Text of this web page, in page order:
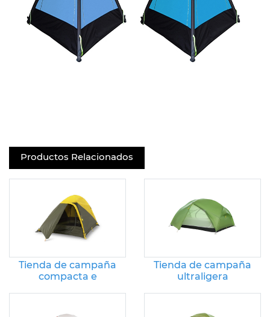
Productos Relacionados
Tienda de campaña
compacta e
Tienda de campaña
ultraligera
estaciones